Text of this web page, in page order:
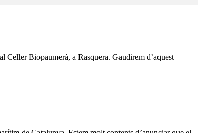
Biopaumerà, a Rasquera. Gaudirem d’aquest